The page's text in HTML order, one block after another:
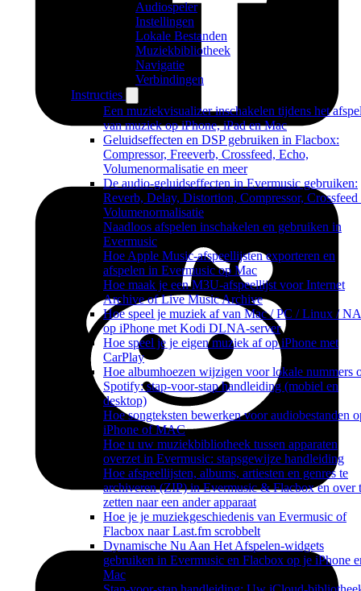
Audiospeler
Instellingen
Lokale Bestanden
Muziekbibliotheek
Navigatie
Verbindingen
Instructies
Een muziekvisualizer inschakelen tijdens het
van muziek op iPhone, iPad en Mac
Geluidseffecten en DSP gebruiken in Flacbox:
Compressor, Freeverb, Crossfeed, Echo,
Volumenormalisatie en meer
De audio-geluidseffecten in Evermusic gebruiken:
Reverb, Delay, Distortion, Compressor, Crossfeed
Volumenormalisatie
Naadloos afspelen inschakelen en gebruiken in
Evermusic
Hoe Apple Music-afspeellijsten exporteren en
afspelen in Evermusic op Mac
Hoe maak je een M3U-afspeellijst voor Internet
Archive of Live Music Archive
Hoe speel je muziek af van Mac / PC / Linux /
op iPhone met Kodi DLNA-server
Hoe speel je je eigen muziek af op iPhone met
CarPlay
Hoe albumhoezen wijzigen voor lokale nummers
Spotify: stap-voor-stap handleiding (mobiel en
desktop)
Hoe songteksten bewerken voor audiobestanden
iPhone of MAC
Hoe u uw muziekbibliotheek tussen apparaten
overzet in Evermusic: stapsgewijze handleiding
Hoe afspeellijsten, albums, artiesten en genres te
archiveren (ZIP) in Evermusic & Flacbox en over
zetten naar een ander apparaat
Hoe je je muziekgeschiedenis van Evermusic of
Flacbox naar Last.fm scrobbelt
Dynamische Nu Aan Het Afspelen-widgets
gebruiken in Evermusic en Flacbox op je iPhone
Mac